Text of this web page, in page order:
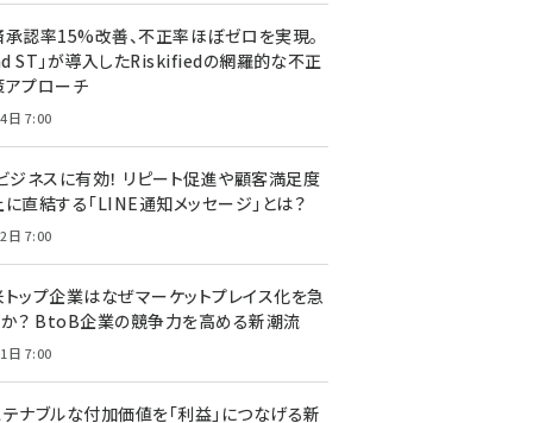
認率15%改善、不正率ほぼゼロを実現。
ST」が導入したRiskifiedの網羅的な不正
アプローチ
日 7:00
ジネスに有効！ リピート促進や顧客満足度
直結する「LINE通知メッセージ」とは？
日 7:00
ップ企業はなぜマーケットプレイス化を急
か？ BtoB企業の競争力を高める新潮流
日 7:00
ナブルな付加価値を「利益」につなげる新